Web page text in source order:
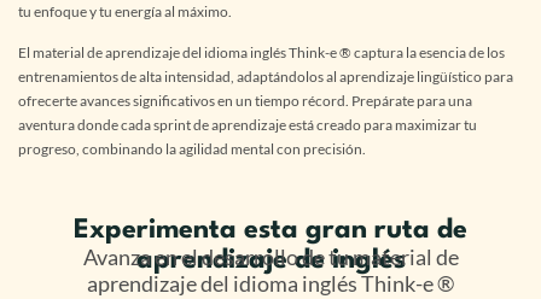
tu enfoque y tu energía al máximo.
El material de aprendizaje del idioma inglés Think-e ® captura la esencia de los
entrenamientos de alta intensidad, adaptándolos al aprendizaje lingüístico para
ofrecerte avances significativos en un tiempo récord. Prepárate para una
aventura donde cada sprint de aprendizaje está creado para maximizar tu
progreso, combinando la agilidad mental con precisión.
Experimenta esta gran ruta de
aprendizaje de inglés
Avanza en el desarrollo de tu material de
aprendizaje del idioma inglés Think-e ®